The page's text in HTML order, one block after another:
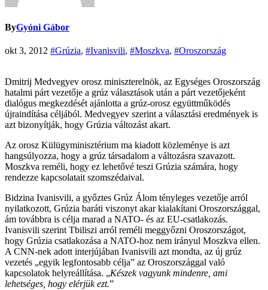
ByGyóni Gábor
okt 3, 2012 #Grúzia, #Ivanisvili, #Moszkva, #Oroszország
Dmitrij Medvegyev orosz miniszterelnök, az Egységes Oroszország
hatalmi párt vezetője a grúz választások után a párt vezetőjeként
dialógus megkezdését ajánlotta a grúz-orosz együttműködés
újraindítása céljából. Medvegyev szerint a választási eredmények is
azt bizonyítják, hogy Grúzia változást akart.
Az orosz Külügyminisztérium ma kiadott közleménye is azt
hangsúlyozza, hogy a grúz társadalom a változásra szavazott.
Moszkva reméli, hogy ez lehetővé teszi Grúzia számára, hogy
rendezze kapcsolatait szomszédaival.
Bidzina Ivanisvili, a győztes Grúz Álom tényleges vezetője arról
nyilatkozott, Grúzia baráti viszonyt akar kialakítani Oroszországgal,
ám továbbra is célja marad a NATO- és az EU-csatlakozás.
Ivanisvili szerint Tbiliszi arról reméli meggyőzni Oroszországot,
hogy Grúzia csatlakozása a NATO-hoz nem irányul Moszkva ellen.
A CNN-nek adott interjújában Ivanisvili azt mondta, az új grúz
vezetés „egyik legfontosabb célja” az Oroszországgal való
kapcsolatok helyreállítása. „Készek vagyunk mindenre, ami
lehetséges, hogy elérjük ezt.”